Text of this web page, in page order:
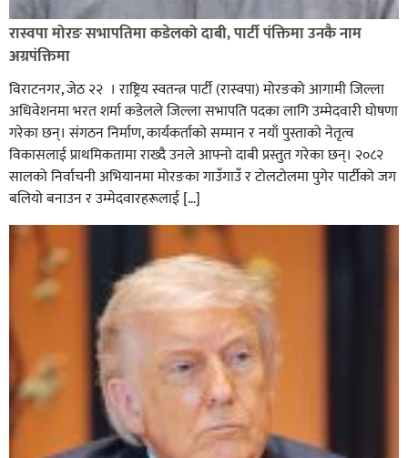
रास्वपा मोरङ सभापतिमा कडेलको दाबी, पार्टी पंक्तिमा उनकै नाम
अग्रपंक्तिमा
विराटनगर, जेठ २२ । राष्ट्रिय स्वतन्त्र पार्टी (रास्वपा) मोरङको आगामी जिल्ला
अधिवेशनमा भरत शर्मा कडेलले जिल्ला सभापति पदका लागि उम्मेदवारी घोषणा
गरेका छन्। संगठन निर्माण, कार्यकर्ताको सम्मान र नयाँ पुस्ताको नेतृत्व
विकासलाई प्राथमिकतामा राख्दै उनले आफ्नो दाबी प्रस्तुत गरेका छन्। २०८२
सालको निर्वाचनी अभियानमा मोरङका गाउँगाउँ र टोलटोलमा पुगेर पार्टीको जग
बलियो बनाउन र उम्मेदवारहरूलाई […]